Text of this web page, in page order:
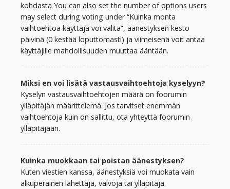
kohdasta You can also set the number of options users
may select during voting under “Kuinka monta
vaihtoehtoa käyttäjä voi valita”, äänestyksen kesto
päivinä (0 kestää loputtomasti) ja viimeisenä voit antaa
käyttäjille mahdollisuuden muuttaa ääntään.
Miksi en voi lisätä vastausvaihtoehtoja kyselyyn?
Kyselyn vastausvaihtoehtojen määrä on foorumin
ylläpitäjän määrittelemä. Jos tarvitset enemmän
vaihtoehtoja kuin on sallittu, ota yhteyttä foorumin
ylläpitäjään.
Kuinka muokkaan tai poistan äänestyksen?
Kuten viestien kanssa, äänestyksiä voi muokata vain
alkuperäinen lähettäjä, valvoja tai ylläpitäjä.